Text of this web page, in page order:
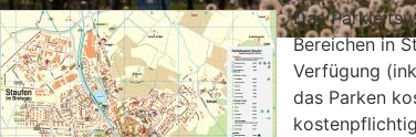
Das
Bereichen in
Verfügung
das Parken